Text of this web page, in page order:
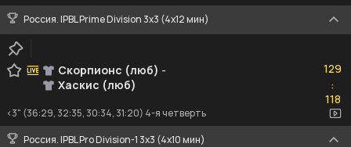
Россия. IPBL Prime Division 3x3 (4x12 мин)
Скорпионс (люб) -
Хаскис (люб)
129
:118
118
<3" (36:29, 32:35, 30:34, 31:20) 4-я четверть
Россия. IPBL Pro Division-1 3x3 (4x10 мин)